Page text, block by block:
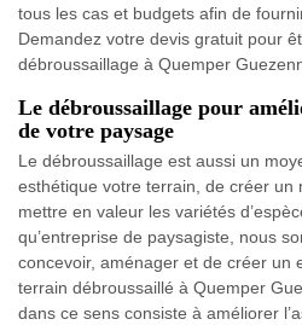
tous les cas et budgets afin de
Demandez votre devis gratuit pour
débroussaillage à Quemper
Le débroussaillage pour
de votre paysage
Le débroussaillage est aussi un
esthétique votre terrain, de créer un
mettre en valeur les variétés
qu’entreprise de paysagiste, nous
concevoir, aménager et de créer un
terrain débroussaillé à Quemper
dans ce sens consiste à améliorer